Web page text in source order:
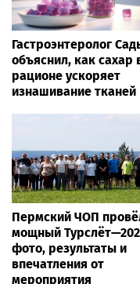
Все
Шоу-биз— сегодня
обновление
независимых
информации
интересно по
больше новостей —